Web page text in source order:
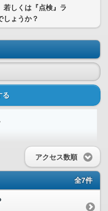
若しくは『点検』ラ
しょうか？
る
アクセス数順
全7件